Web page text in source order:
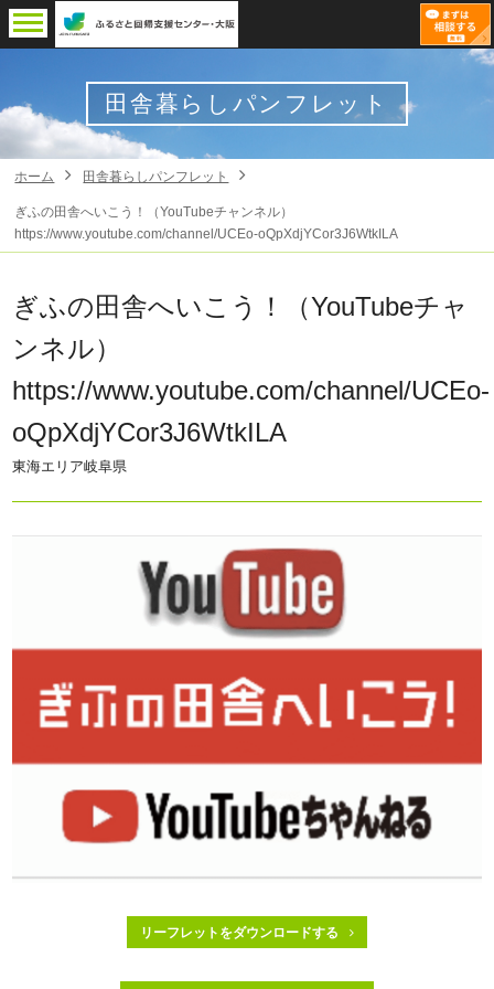
田舎暮らしパンフレット
ホーム 田舎暮らしパンフレット
ぎふの田舎へいこう！（YouTubeチャンネル）
https://www.youtube.com/channel/UCEo-oQpXdjYCor3J6WtkILA
ぎふの田舎へいこう！（YouTubeチャ
ンネル）
https://www.youtube.com/channel/UCEo-
oQpXdjYCor3J6WtkILA
東海エリア岐阜県
リーフレットをダウンロードする